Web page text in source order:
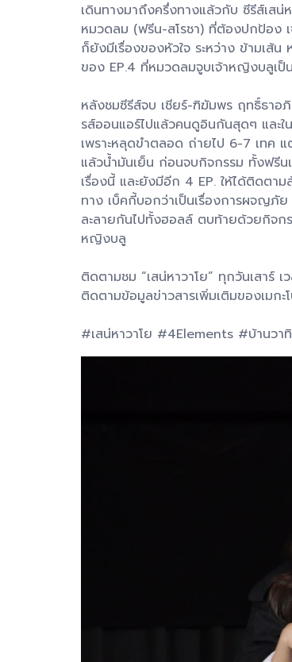
เดินทางมาถึงครึ่งทางแล้วกับ ซีรีส์เส
หมวดลม (ฟรีน-สโรชา) ที่ต้องปกป้อง
ก็ยังมีเรื่องของหัวใจ ระหว่าง ข้ามเส้
ของ EP.4 ที่หมวดลมจูบเจ้าหญิงบลูเ
หลังชมซีรีส์จบ เชียร์-ฑิฆัมพร ฤทธิ์ธาอ
รส์ออนแอร์ไปแล้วคนดูอินกันสุดๆ และใ
เพราะหลุดขำตลอด ถ่ายไป 6-7 เทค
แล้วน้ำมันเย็น ก่อนจบกิจกรรม ทั้งฟรี
เรื่องนี้ และยังมีอีก 4 EP. ให้ได้ติดตา
ทาง เบ็คกี้บอกว่าเป็นเรื่องการผจญภั
ละลายกันไปทั้งฮอลล์ ตบท้ายด้วยกิจก
หญิงบลู
ติดตามชม “เสน่หาวาโย” ทุกวันเสาร์
ติดตามข้อมูลข่าวสารเพิ่มเติมของเม
#เสน่หาวาโย #4Elements #บ้านว